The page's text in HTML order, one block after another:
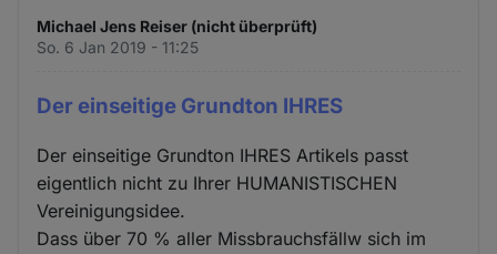
Michael Jens Reiser (nicht überprüft)
So. 6 Jan 2019 - 11:25
Der einseitige Grundton IHRES
Der einseitige Grundton IHRES Artikels passt
eigentlich nicht zu Ihrer HUMANISTISCHEN
Vereinigungsidee.
Dass über 70 % aller Missbrauchsfällw sich im